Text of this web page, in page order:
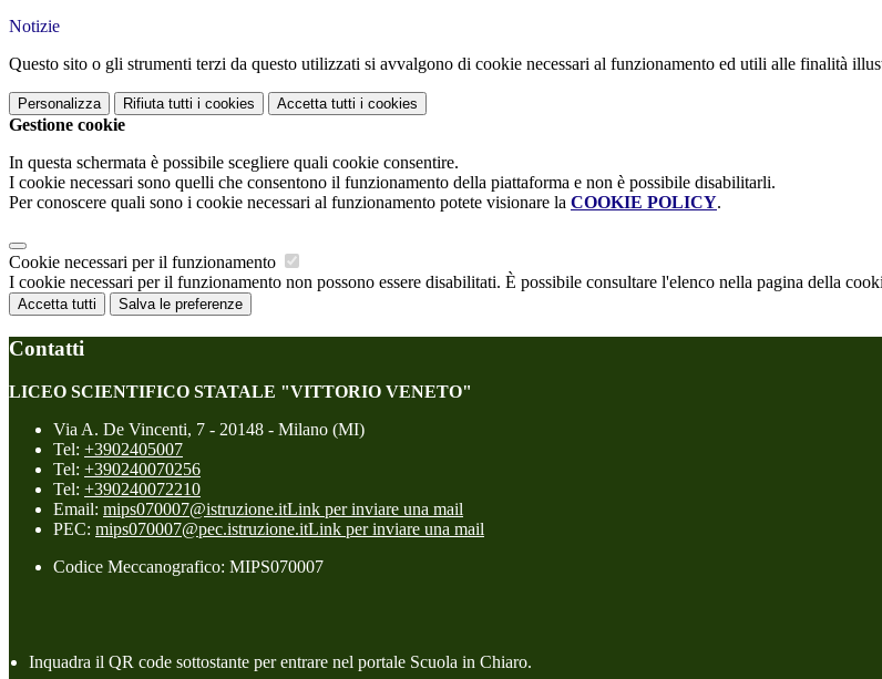
Notizie
Questo sito o gli strumenti terzi da questo utilizzati si avvalgono di cookie necessari al funzionamento ed utili alle finalità
Personalizza Rifiuta tutti i cookies Accetta tutti i cookies
Gestione cookie
In questa schermata è possibile scegliere quali cookie consentire.
I cookie necessari sono quelli che consentono il funzionamento della piattaforma e non è possibile disabilitarli.
Per conoscere quali sono i cookie necessari al funzionamento potete visionare la COOKIE POLICY.
Cookie necessari per il funzionamento
I cookie necessari per il funzionamento non possono essere disabilitati. È possibile consultare l'elenco nella pagina della
Accetta tutti Salva le preferenze
Contatti
LICEO SCIENTIFICO STATALE "VITTORIO VENETO"
Via A. De Vincenti, 7 - 20148 - Milano (MI)
Tel: +3902405007
Tel: +390240070256
Tel: +390240072210
Email: mips070007@istruzione.itLink per inviare una mail
PEC: mips070007@pec.istruzione.itLink per inviare una mail
Codice Meccanografico: MIPS070007
Inquadra il QR code sottostante per entrare nel portale Scuola in Chiaro.